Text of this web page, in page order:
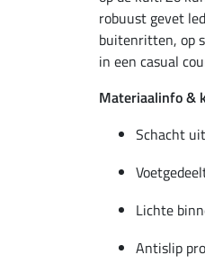
robuust gevet
buitenritten, op
in een casual
Materiaalinfo &
Schacht
Lichte
Antislip